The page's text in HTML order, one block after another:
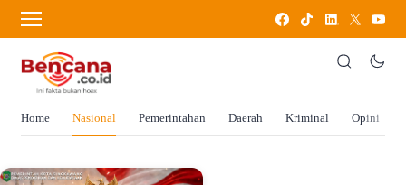
Home Nasional Pemerintahan Daerah Kriminal Opini